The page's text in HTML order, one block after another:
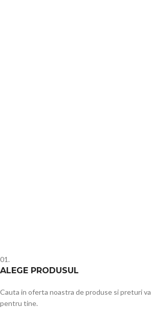
01.
ALEGE PRODUSUL
Cauta in oferta noastra de produse si preturi
pentru tine.